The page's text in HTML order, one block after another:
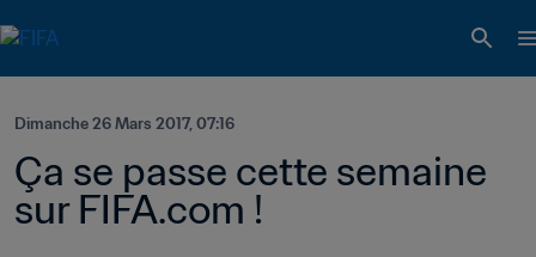
Dimanche 26 Mars 2017, 07:16
Ça se passe cette semaine
sur FIFA.com !